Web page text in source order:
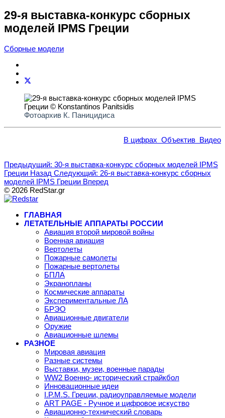
29-я выставка-конкурс сборных
моделей IPMS Греции
Сборные модели
Фотоархив К. Паницидиса
В цифрах Объектив Видео
Предыдущий: 30-я выставка-конкурс сборных моделей IPMS
Греции Назад Следующий: 26-я выставка-конкурс сборных
моделей IPMS Греции Вперед
© 2026 RedStar.gr
ГЛАВНАЯ
ЛЕТАТЕЛЬНЫЕ АППАРАТЫ РОССИИ
Авиация второй мировой войны
Военная авиация
Вертолеты
Пожарные самолеты
Пожарные вертолеты
БПЛА
Экранопланы
Космические аппараты
Экспериментальные ЛА
БРЭО
Авиационные двигатели
Оружие
Авиационные шлемы
РАЗНОЕ
Мировая авиация
Разные системы
Выставки, музеи, военные парады
WW2 Военно- исторический страйкбол
Инновационные идеи
I.P.M.S. Греции, радиоуправляемые модели
ART PAGE - Ручное и цифровое искуство
Авиационно-технический словарь